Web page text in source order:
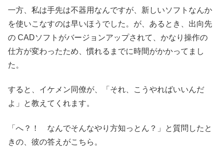
一方、私は手先は不器用なんですが、新しいソフトなんか
を使いこなすのは早いほうでした。が、あるとき、出向先
の CADソフトがバージョンアップされて、かなり操作の
仕方が変わったため、慣れるまでに時間がかかってまし
た。
すると、イケメン同僚が、「それ、こうやればいいんだ
よ」と教えてくれます。
「へ？！ なんでそんなやり方知っとん？」と質問したと
きの、彼の答えがこちら。